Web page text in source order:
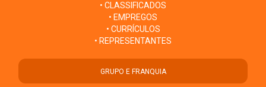
• CLASSIFICADOS
• EMPREGOS
• CURRÍCULOS
• REPRESENTANTES
GRUPO E FRANQUIA